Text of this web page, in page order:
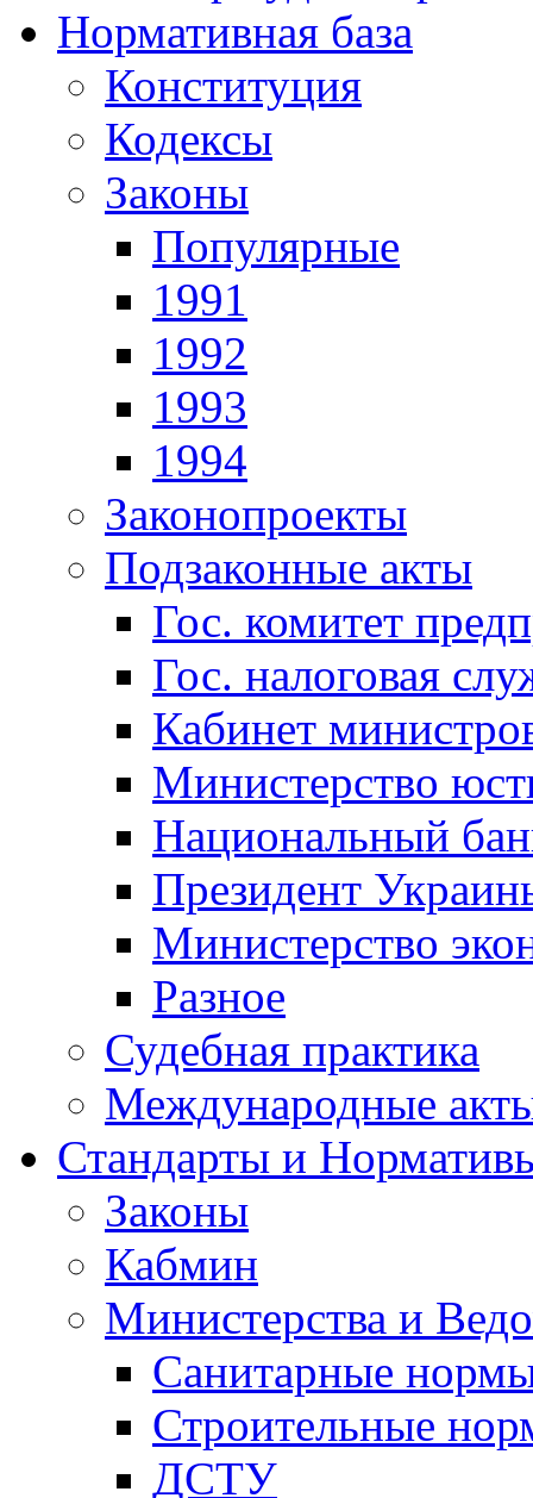
Нормативная база
Конституция
Кодексы
Законы
Популярные
1991
1992
1993
1994
Законопроекты
Подзаконные акты
Гос. комитет
Гос. налоговая
Кабинет
Министерство
Национальный
Президент
Министерство
Разное
Судебная практика
Международные
Стандарты и
Законы
Кабмин
Министерства и
Санитарные
Строительные
ДСТУ